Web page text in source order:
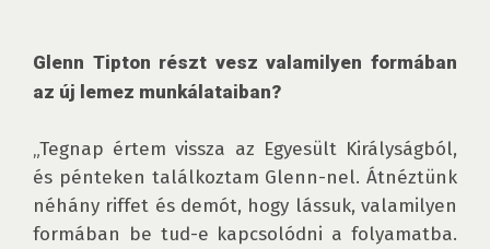
Glenn Tipton részt vesz valamilyen formában
az új lemez munkálataiban?
„Tegnap értem vissza az Egyesült Királyságból,
és pénteken találkoztam Glenn-nel. Átnéztünk
néhány riffet és demót, hogy lássuk, valamilyen
formában be tud-e kapcsolódni a folyamatba.